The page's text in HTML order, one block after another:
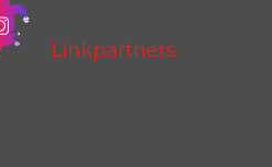
Linkpartners